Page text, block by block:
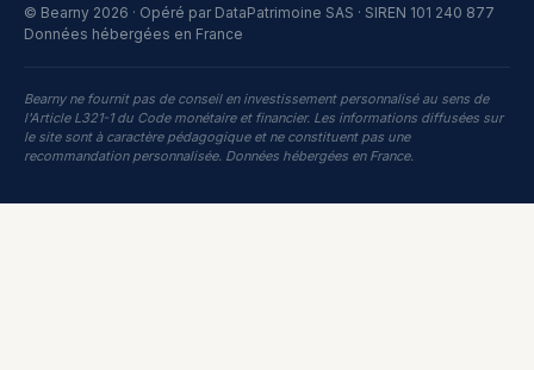
© Bearny 2026 · Opéré par DataPatrimoine SAS · SIREN 101 240 877
Données hébergées en France
Bearny ne fournit pas de conseil en investissement personnalisé au sens de
l'Article L321-1 du Code monétaire et financier. Les informations diffusées sur
le site sont à caractère pédagogique et ne constituent pas une
recommandation personnalisée. Données hébergées en France.